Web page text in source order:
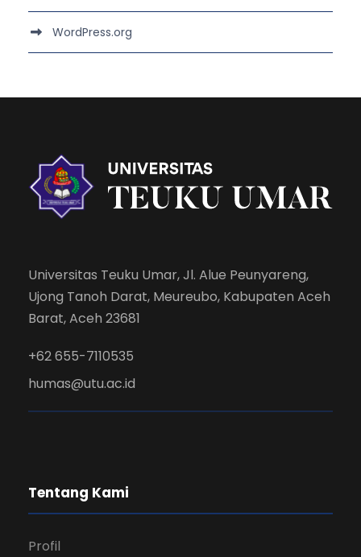
WordPress.org
Universitas Teuku Umar, Jl. Alue Peunyareng,
Ujong Tanoh Darat, Meureubo, Kabupaten Aceh
Barat, Aceh 23681
+62 655-7110535
humas@utu.ac.id
Tentang Kami
Profil